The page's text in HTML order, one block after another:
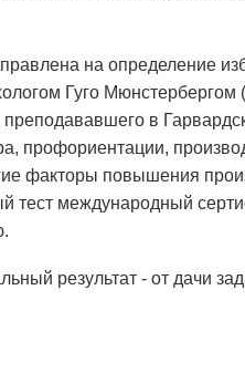
на определение
Гуго Мюнстербергом
преподававшего в
профориентации,
факторы повышения
тест международный
результат - от дачи